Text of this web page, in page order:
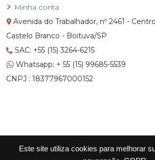
Este site utiliza cookies para melhorar
Minha conta
Avenida do Trabalhador, nº 2461 -
Castelo Branco - Boituva/SP
SAC: +55 (15) 3264-6215
Whatsapp: + 55 (15) 99685-5539
CNPJ : 18377967000152